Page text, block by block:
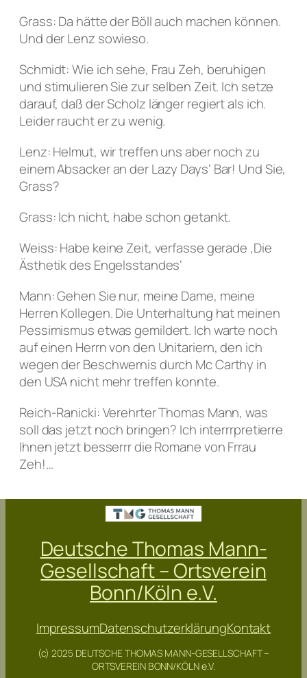
Grass: Da hätte der Böll auch machen können.
Und der Lenz sowieso.
Schmidt: Wie ich sehe, Frau Zeh, beruhigen
und stimulieren Sie zur selben Zeit. Ich setze
darauf, daß der Scholz länger regiert als ich.
Leider raucht er zu wenig.
Lenz: Helmut, wir treffen uns aber noch zu
einem Absacker an der Lazy Days‘ Bar! Und Sie,
Grass?
Grass: Ich nicht, habe schon getankt.
Weiss: Habe keine Zeit, verfasse gerade ‚Die
Ästhetik des Engelsstandes‘
Mann: Gehen Sie nur, meine Dame, meine
Herren Kollegen. Die Unterhaltung hat meinen
Pessimismus etwas gemildert. Ich warte noch
auf einen Herrn von den Unitariern, den ich
wegen der Beschwernis durch Mc Carthy in
den USA nicht mehr treffen konnte.
Reich-Ranicki: Verehrter Thomas Mann, was
soll das jetzt noch bringen? Ich interrrpretierre
Ihnen jetzt besserrr die Romane von Frrau
Zeh!…
Deutsche Thomas Mann-
Gesellschaft – Ortsverein
Bonn/Köln e.V.
ImpressumDatenschutzerklärungKontakt
(c) 2025 DEUTSCHE THOMAS MANN-GESELLSCHAFT –
ORTSVEREIN BONN/KÖLN e.V.